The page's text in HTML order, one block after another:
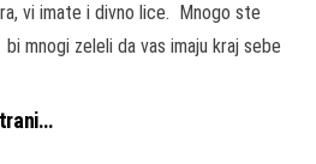
vi imate i divno lice. Mnogo ste
mnogi zeleli da vas imaju kraj sebe